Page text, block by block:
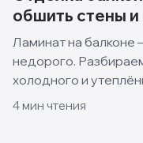
обшить стены и
Ламинат на балконе
недорого.
холодного и
и пол своими руками
4мин чтения